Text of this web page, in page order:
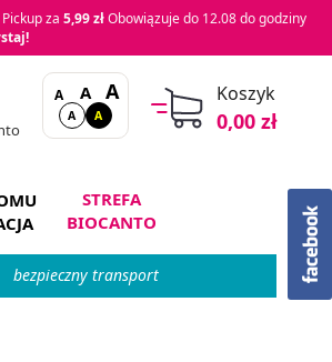
za 5,99 złObowiązuje do 12.08 do godziny
A A A
A A
Koszyk
0,00 zł
STREFA
BIOCANTO
bezpieczny transport